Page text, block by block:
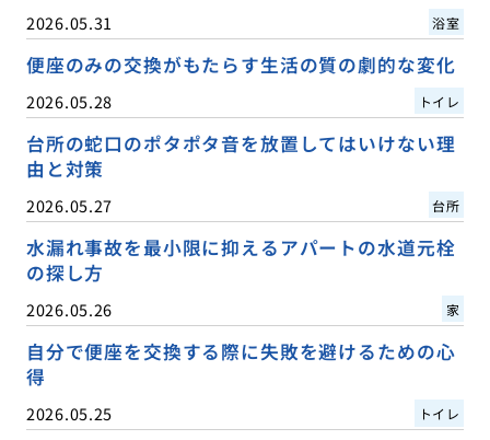
2026.05.31 浴室
便座のみの交換がもたらす生活の質の劇的な変化
2026.05.28 トイレ
台所の蛇口のポタポタ音を放置してはいけない理
由と対策
2026.05.27 台所
水漏れ事故を最小限に抑えるアパートの水道元栓
の探し方
2026.05.26 家
自分で便座を交換する際に失敗を避けるための心
得
2026.05.25 トイレ